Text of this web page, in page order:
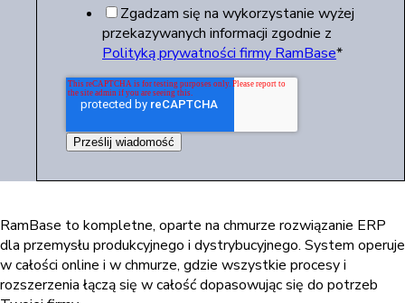
Zgadzam się na wykorzystanie wyżej
przekazywanych informacji zgodnie z
Polityką prywatności firmy RamBase*
RamBase to kompletne, oparte na chmurze rozwiązanie ERP
dla przemysłu produkcyjnego i dystrybucyjnego. System operuje
w całości online i w chmurze, gdzie wszystkie procesy i
rozszerzenia łączą się w całość dopasowując się do potrzeb